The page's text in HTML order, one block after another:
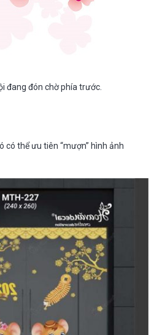
đang đón chờ phía trước.
có thể ưu tiên “mượn” hình ảnh